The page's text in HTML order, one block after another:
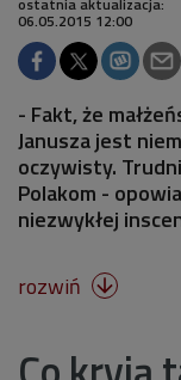
06.05.2015 12:00
- Fakt, że
Janusza jest
oczywisty.
Polakom -
niezwykłej
rozwiń 